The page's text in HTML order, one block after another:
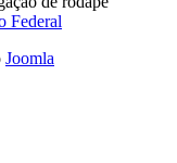
Joomla